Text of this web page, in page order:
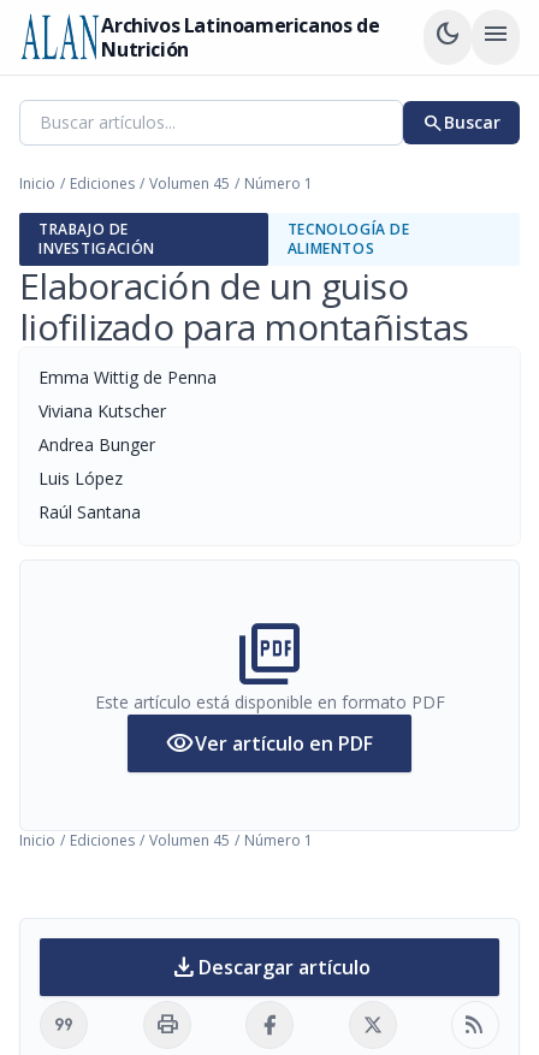
Archivos Latinoamericanos de
Nutrición
dark_mode menu
searchBuscar
Inicio / Ediciones / Volumen 45 / Número 1
TRABAJO DE
INVESTIGACIÓN
TECNOLOGÍA DE
ALIMENTOS
Elaboración de un guiso
liofilizado para montañistas
Emma Wittig de Penna
Viviana Kutscher
Andrea Bunger
Luis López
Raúl Santana
picture_as_pdf
Este artículo está disponible en formato PDF
visibilityVer artículo en PDF
Inicio / Ediciones / Volumen 45 / Número 1
download Descargar artículo
format_quote print rss_feed